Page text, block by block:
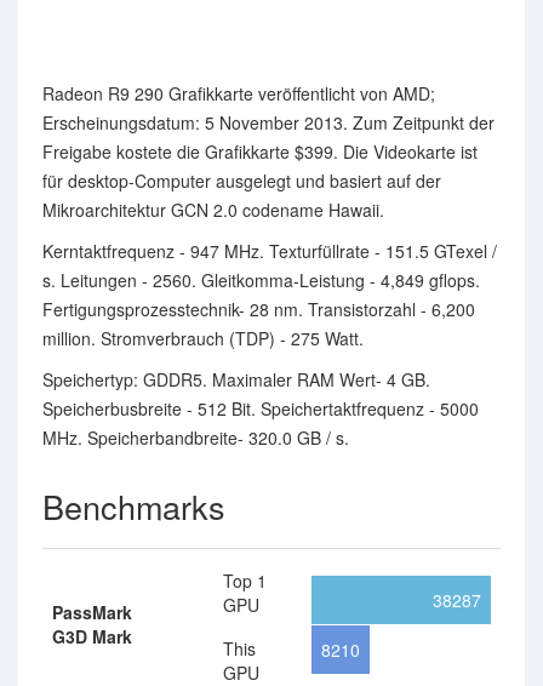
Radeon R9 290 Grafikkarte veröffentlicht von AMD;
Erscheinungsdatum: 5 November 2013. Zum Zeitpunkt der
Freigabe kostete die Grafikkarte $399. Die Videokarte ist
für desktop-Computer ausgelegt und basiert auf der
Mikroarchitektur GCN 2.0 codename Hawaii.
Kerntaktfrequenz - 947 MHz. Texturfüllrate - 151.5 GTexel /
s. Leitungen - 2560. Gleitkomma-Leistung - 4,849 gflops.
Fertigungsprozesstechnik- 28 nm. Transistorzahl - 6,200
million. Stromverbrauch (TDP) - 275 Watt.
Speichertyp: GDDR5. Maximaler RAM Wert- 4 GB.
Speicherbusbreite - 512 Bit. Speichertaktfrequenz - 5000
MHz. Speicherbandbreite- 320.0 GB / s.
Benchmarks
PassMark
G3D Mark
Top 1
GPU
This
GPU
38287
8210